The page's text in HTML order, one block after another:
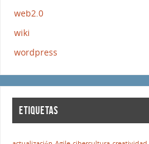
web2.0
wiki
wordpress
ETIQUETAS